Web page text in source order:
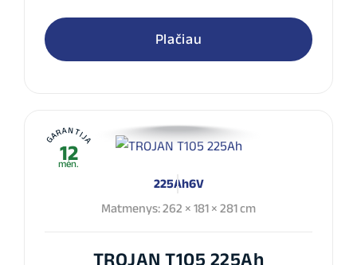
Plačiau
GARANTIJA
12
mėn.
225Ah6V
Matmenys: 262 × 181 × 281 cm
TROJAN T105 225Ah